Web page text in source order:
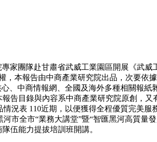
團隊赴甘肅省武威工業園區開展《武威
本報告由中商產業研究院出品，次要依
、中商情報網、全國及海外多種相關報
告目錄與內容系中商產業研究院原創，又
況表 110近期，以便獲得全程優質完美
市全市“業務大講堂”暨“智匯黑河高質量
伍能力提拔培訓班開講。